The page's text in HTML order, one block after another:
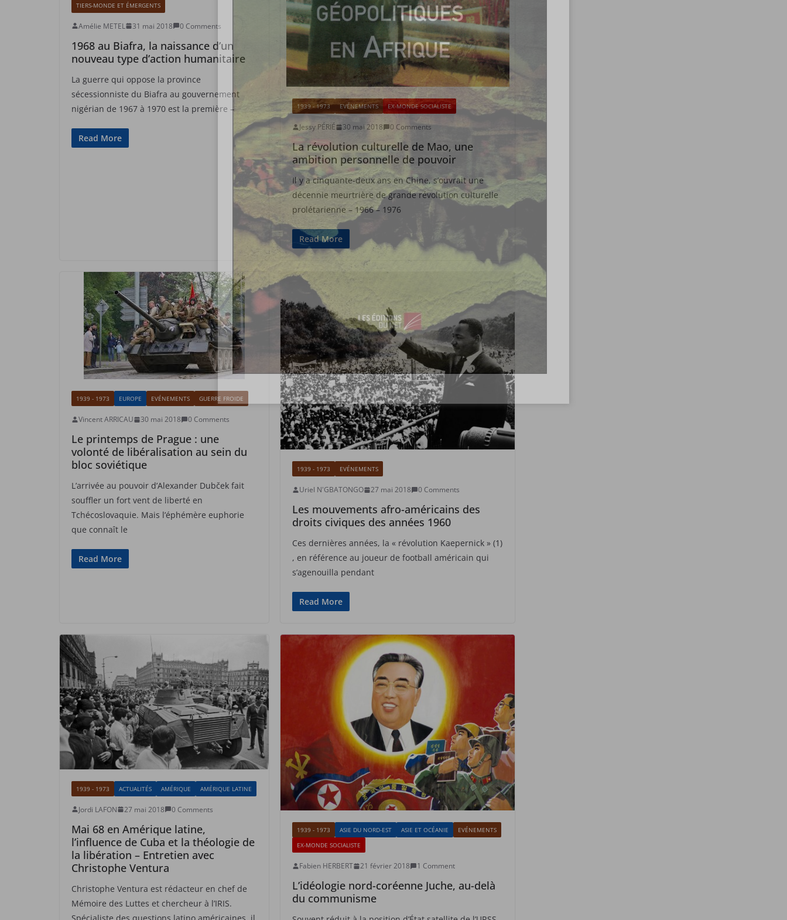
TIERS-MONDE ET ÉMERGENTS
Amélie METEL 31 mai 2018 0 Comments
1968 au Biafra, la naissance d’un
nouveau type d’action humanitaire
La guerre qui oppose la province
sécessionniste du Biafra au gouvernement
nigérian de 1967 à 1970 est la première –
Read More
1939 - 1973 EVÉNEMENTS EX-MONDE SOCIALISTE
Jessy PÉRIÉ 30 mai 2018 0 Comments
La révolution culturelle de Mao, une
ambition personnelle de pouvoir
Il y a cinquante-deux ans en Chine, s’ouvrait une
décennie meurtrière de grande révolution culturelle
prolétarienne – 1966 – 1976
Read More
1939 - 1973 EUROPE EVÉNEMENTS GUERRE FROIDE
Vincent ARRICAU 30 mai 2018 0 Comments
Le printemps de Prague : une
volonté de libéralisation au sein du
bloc soviétique
L’arrivée au pouvoir d’Alexander Dubček fait
souffler un fort vent de liberté en
Tchécoslovaquie. Mais l’éphémère euphorie
que connaît le
Read More
1939 - 1973 EVÉNEMENTS
Uriel N'GBATONGO 27 mai 2018 0 Comments
Les mouvements afro-américains des
droits civiques des années 1960
Ces dernières années, la « révolution Kaepernick » (1)
, en référence au joueur de football américain qui
s’agenouilla pendant
Read More
1939 - 1973 ACTUALITÉS AMÉRIQUE AMÉRIQUE LATINE
Jordi LAFON 27 mai 2018 0 Comments
Mai 68 en Amérique latine,
l’influence de Cuba et la théologie de
la libération – Entretien avec
Christophe Ventura
Christophe Ventura est rédacteur en chef de
Mémoire des Luttes et chercheur à l’IRIS.
Spécialiste des questions latino américaines, il
1939 - 1973 ASIE DU NORD-EST ASIE ET OCÉANIE
EVÉNEMENTS
EX-MONDE SOCIALISTE
Fabien HERBERT 21 février 2018 1 Comment
L’idéologie nord-coréenne Juche, au-delà
du communisme